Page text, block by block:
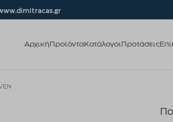
Αρχική ΠροϊόνταΚατάλογοι Προτάσεις